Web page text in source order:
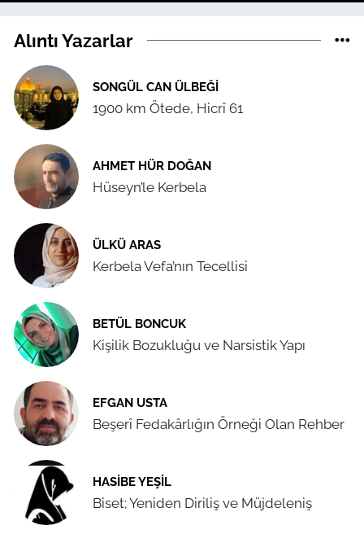
Alıntı Yazarlar
SONGÜL CAN ÜLBEĞI
1900 km Ötede, Hicrî 61
AHMET HÜR DOĞAN
Hüseyn’le Kerbela
ÜLKÜ ARAS
Kerbela Vefa’nın Tecellisi
BETÜL BONCUK
Kişilik Bozukluğu ve Narsistik Yapı
EFGAN USTA
Beşerî Fedakârlığın Örneği Olan Rehber
HASIBE YEŞIL
Biset; Yeniden Diriliş ve Müjdeleniş